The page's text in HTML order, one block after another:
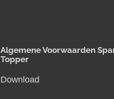
Algemene Voorwaarden
Topper
Download